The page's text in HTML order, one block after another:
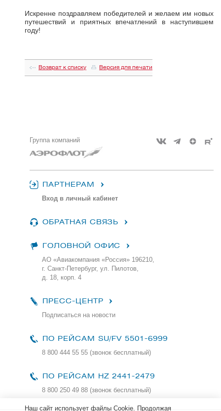
Искренне поздравляем победителей и желаем им новых
путешествий и приятных впечатлений в наступившем
году!
Возврат к списку Версия для печати
Группа компаний
ПАРТНЕРАМ
Вход в личный кабинет
ОБРАТНАЯ СВЯЗЬ
ГОЛОВНОЙ ОФИС
АО «Авиакомпания «Россия» 196210,
г. Санкт-Петербург, ул. Пилотов,
д. 18, корп. 4
ПРЕСС-ЦЕНТР
Подписаться на новости
ПО РЕЙСАМ SU/FV 5501-6999
8 800 444 55 55 (звонок бесплатный)
ПО РЕЙСАМ HZ 2441-2479
8 800 250 49 88 (звонок бесплатный)
Наш сайт использует файлы Cookie. Продолжая